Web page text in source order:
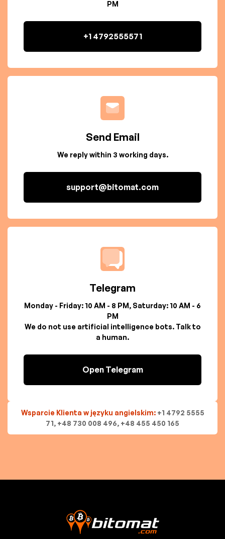
PM
+1 4792555571
Send Email
We reply within 3 working days.
support@bitomat.com
Telegram
Monday - Friday: 10 AM - 8 PM, Saturday: 10 AM - 6
PM
We do not use artificial intelligence bots. Talk to
a human.
Open Telegram
Wsparcie Klienta w języku angielskim: +1 4792 5555
71, +48 730 008 496, +48 455 450 165